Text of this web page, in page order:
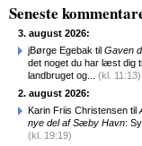
Seneste
3. august 2026:
jBørge Egebak til Gaven
det noget du har læst dig
landbruget og... (kl. 11:13)
2. august 2026:
Karin Friis Christensen til
nye del af Sæby Havn:
(kl. 19:19)